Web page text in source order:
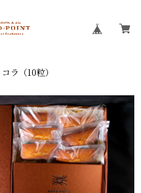
ラ（10粒）